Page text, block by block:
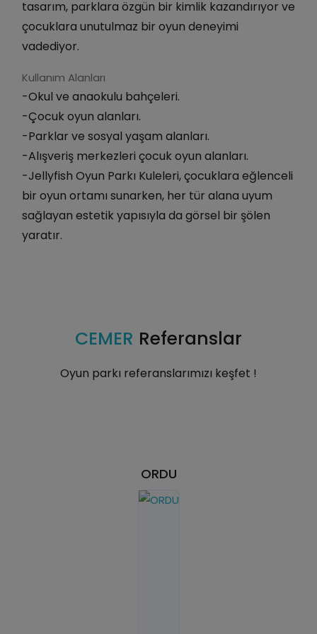
tasarım, parklara özgün bir kimlik kazandırıyor ve
çocuklara unutulmaz bir oyun deneyimi
vadediyor.
Kullanım Alanları
-Okul ve anaokulu bahçeleri.
-Çocuk oyun alanları.
-Parklar ve sosyal yaşam alanları.
-Alışveriş merkezleri çocuk oyun alanları.
-Jellyfish Oyun Parkı Kuleleri, çocuklara eğlenceli
bir oyun ortamı sunarken, her tür alana uyum
sağlayan estetik yapısıyla da görsel bir şölen
yaratır.
CEMER Referanslar
Oyun parkı referanslarımızı keşfet !
ORDU